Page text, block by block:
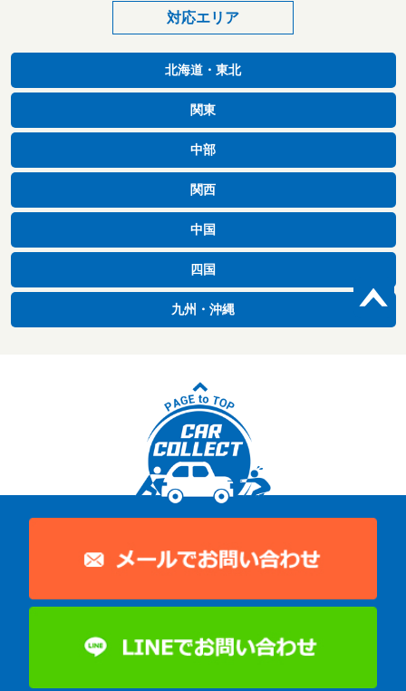
対応エリア
北海道・東北
関東
中部
関西
中国
四国
九州・沖縄